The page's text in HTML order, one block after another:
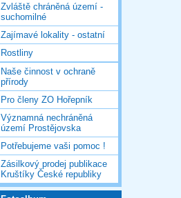
Zvláště chráněná území -
suchomilné
Zajímavé lokality - ostatní
Rostliny
Naše činnost v ochraně
přírody
Pro členy ZO Hořepník
Významná nechráněná
území Prostějovska
Potřebujeme vaši pomoc !
Zásilkový prodej publikace
Kruštíky České republiky